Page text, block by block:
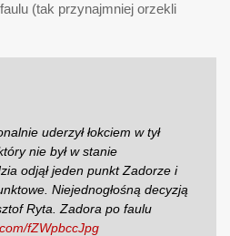
(tak przynajmniej orzekli
uderzył łokciem w tył
nie był w stanie
odjął jeden punkt Zadorze i
Niejednogłośną decyzją
Ryta. Zadora po faulu
fZWpbccJpg